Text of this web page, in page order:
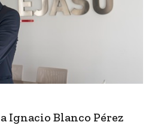
Ignacio Blanco Pérez